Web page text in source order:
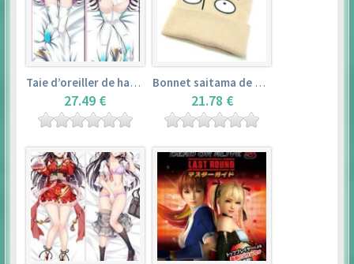
Taie d’oreiller de hatsune miku (150cm×50cm) – vocaloid
27.49 €
Bonnet saitama de one punch man
21.78 €